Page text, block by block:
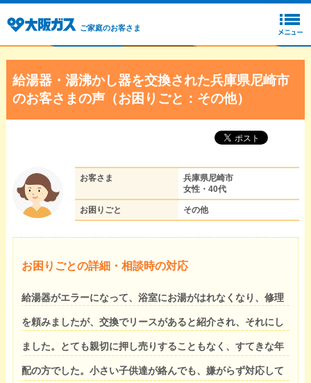
ご家庭のお客さま
給湯器・湯沸かし器を交換された兵庫県尼崎市
のお客さまの声（お困りごと：その他）
お客さま
兵庫県尼崎市
女性・40代
お困りごと その他
お困りごとの詳細・相談時の対応
給湯器がエラーになって、浴室にお湯がはれなくなり、修理
を頼みましたが、交換でリースがあると紹介され、それにし
ました。とても親切に押し売りすることもなく、すてきな年
配の方でした。小さい子供達が絡んでも、嫌がらず対応して